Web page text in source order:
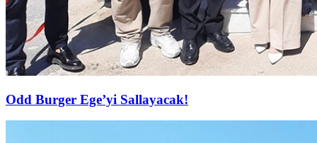
Odd Burger Ege’yi Sallayacak!